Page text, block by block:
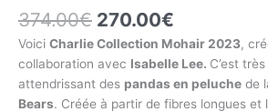
374.00€ 270.00€
Voici Charlie Collection Mohair 2023,
collaboration avec Isabelle Lee. C’est
attendrissant des pandas en peluche de
Bears. Créée à partir de fibres longues et